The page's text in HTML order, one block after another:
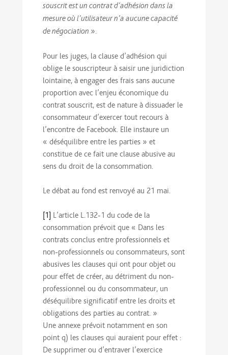
souscrit est un contrat d’adhésion dans la
mesure où l’utilisateur n’a aucune capacité
de négociation ».
Pour les juges, la clause d’adhésion qui
oblige le souscripteur à saisir une juridiction
lointaine, à engager des frais sans aucune
proportion avec l’enjeu économique du
contrat souscrit, est de nature à dissuader le
consommateur d’exercer tout recours à
l’encontre de Facebook. Elle instaure un
« déséquilibre entre les parties » et
constitue de ce fait une clause abusive au
sens du droit de la consommation.
Le débat au fond est renvoyé au 21 mai.
[1] L’article L.132-1 du code de la
consommation prévoit que « Dans les
contrats conclus entre professionnels et
non-professionnels ou consommateurs, sont
abusives les clauses qui ont pour objet ou
pour effet de créer, au détriment du non-
professionnel ou du consommateur, un
déséquilibre significatif entre les droits et
obligations des parties au contrat. »
Une annexe prévoit notamment en son
point q) les clauses qui auraient pour effet :
De supprimer ou d’entraver l’exercice